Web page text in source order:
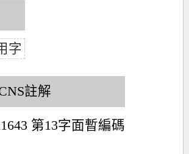
字
註解
第13字面暫編碼